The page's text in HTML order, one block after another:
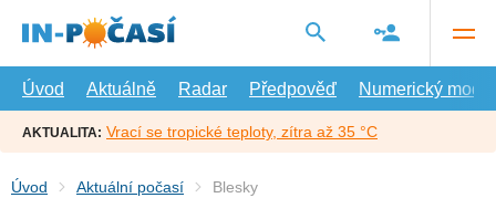
hlavní
Úvod
Aktuálně Radar Předpověď Numerický model
AKTUALITA: Vrací se tropické teploty, zítra až 35 °C
Úvod Aktuální počasí Blesky